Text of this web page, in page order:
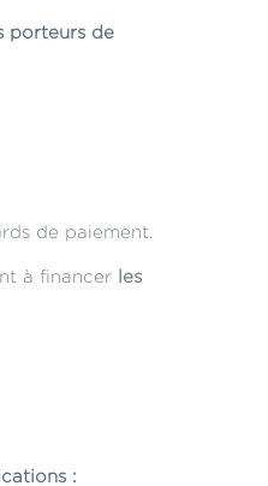
porteurs de
de paiement.
à financer les
: